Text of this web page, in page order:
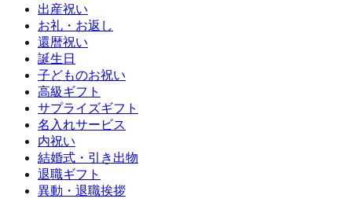
出産祝い
お礼・お返し
還暦祝い
誕生日
子どものお祝い
高級ギフト
サプライズギフト
名入れサービス
内祝い
結婚式・引き出物
退職ギフト
異動・退職挨拶